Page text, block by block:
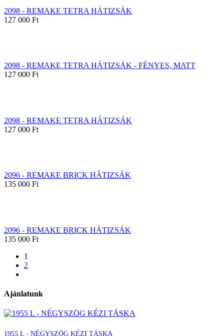
2098 - REMAKE TETRA HÁTIZSÁK
127 000 Ft
2098 - REMAKE TETRA HÁTIZSÁK - FÉNYES, MATT
127 000 Ft
2098 - REMAKE TETRA HÁTIZSÁK
127 000 Ft
2096 - REMAKE BRICK HÁTIZSÁK
135 000 Ft
2096 - REMAKE BRICK HÁTIZSÁK
135 000 Ft
1
2
Ajánlatunk
1955 L - NÉGYSZÖG KÉZI TÁSKA